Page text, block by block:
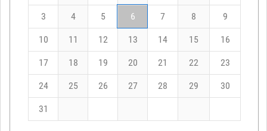
3 4 5 6 7 8 9
10 11 12 13 14 15 16
17 18 19 20 21 22 23
24 25 26 27 28 29 30
31